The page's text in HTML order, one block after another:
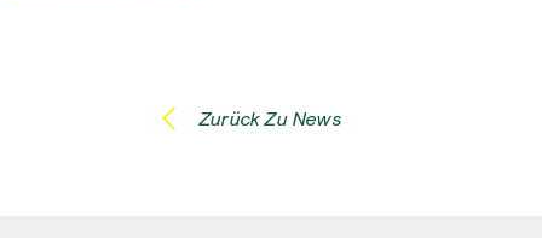
Zurück Zu News